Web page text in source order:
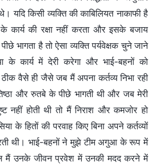
यदि किसी व्यक्ति की काबिलियत नाकाफी है
कार्य की रक्षा नहीं करता और इसके बजाय
भागता है तो ऐसा व्यक्ति पर्यवेक्षक चुने जाने
के कार्य में देरी करेगा और भाई-बहनों को
वैसे ही जैसे जब मैं अपना कर्तव्य निभा रही
और रुतबे के पीछे भागती थी और जब मेरी
नहीं होती थी तो मैं निराश और कमजोर हो
के हितों की परवाह किए बिना अपने कर्तव्यों
थी। भाई-बहनों ने मुझे टीम अगुआ के रूप में
मैं उनके जीवन प्रवेश में उनकी मदद करने में